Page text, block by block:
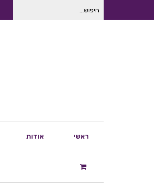
חיפוש
ראשי אודות